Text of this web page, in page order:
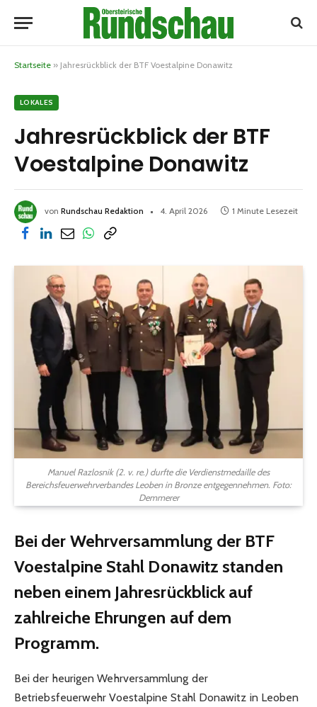
Startseite » Jahresrückblick der BTF Voestalpine Donawitz
LOKALES
Jahresrückblick der BTF
Voestalpine Donawitz
von Rundschau Redaktion 4. April 2026 1 Minute Lesezeit
Manuel Razlosnik (2. v. re.) durfte die Verdienstmedaille des
Bereichsfeuerwehrverbandes Leoben in Bronze entgegennehmen. Foto:
Demmerer
Bei der Wehrversammlung der BTF
Voestalpine Stahl Donawitz standen
neben einem Jahresrückblick auf
zahlreiche Ehrungen auf dem
Programm.
Bei der heurigen Wehrversammlung der
Betriebsfeuerwehr Voestalpine Stahl Donawitz in Leoben